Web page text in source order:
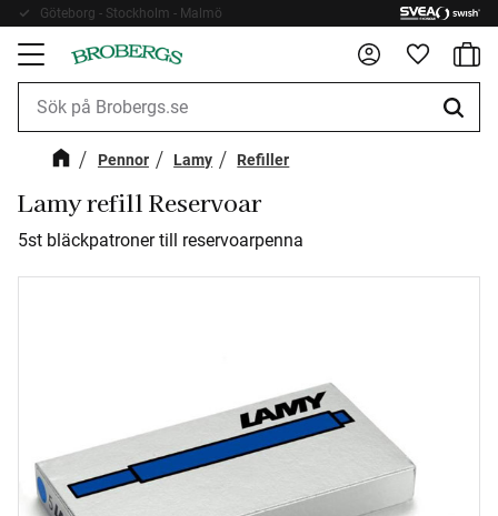
Meny
Göteborg - Stockholm - Malmö
Fri frakt 899kr
Pennor Lamy Refiller
Lamy refill Reservoar
5st bläckpatroner till reservoarpenna